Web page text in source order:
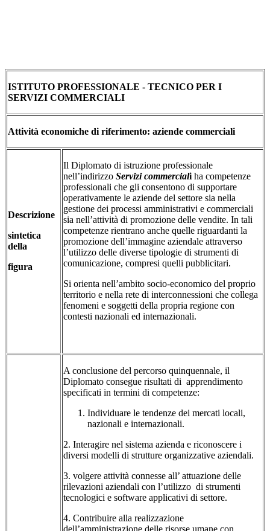
ISTITUTO PROFESSIONALE - TECNICO PER I
SERVIZI COMMERCIALI
Attività economiche di riferimento: aziende commerciali
Descrizione
sintetica
della
figura
Il Diplomato di istruzione professionale
nell’indirizzo Servizi commerciali ha competenze
professionali che gli consentono di supportare
operativamente le aziende del settore sia nella
gestione dei processi amministrativi e commerciali
sia nell’attività di promozione delle vendite. In tali
competenze rientrano anche quelle riguardanti la
promozione dell’immagine aziendale attraverso
l’utilizzo delle diverse tipologie di strumenti di
comunicazione, compresi quelli pubblicitari.
Si orienta nell’ambito socio-economico del proprio
territorio e nella rete di interconnessioni che collega
fenomeni e soggetti della propria regione con
contesti nazionali ed internazionali.
A conclusione del percorso quinquennale, il
Diplomato consegue risultati di apprendimento
specificati in termini di competenze:
Individuare le tendenze dei mercati locali,
nazionali e internazionali.
2. Interagire nel sistema azienda e riconoscere i
diversi modelli di strutture organizzative aziendali.
3. volgere attività connesse all’ attuazione delle
rilevazioni aziendali con l’utilizzo di strumenti
tecnologici e software applicativi di settore.
4. Contribuire alla realizzazione